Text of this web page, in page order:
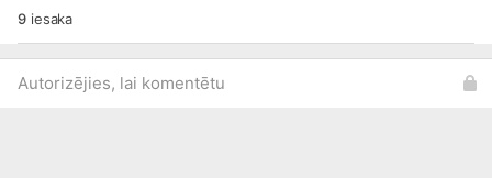
9iesaka
Autorizējies, lai komentētu